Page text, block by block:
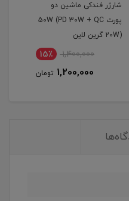
گیرنده بلوتوث صدا ارلدام
مدل M73 | کیفیت برتر و
اتصال سریع
400,000 11٪
357,000 تومان